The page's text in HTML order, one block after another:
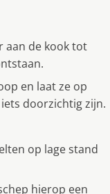
aan de kook tot
en laat ze op
doorzichtig zijn.
op lage stand
hierop een